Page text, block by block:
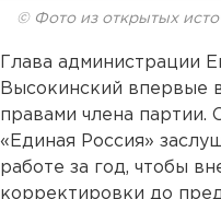
© Фото из открытых
Глава администрации
Высокинский впервые
правами члена
«Единая Россия»
работе за год, чтобы
корректировки до